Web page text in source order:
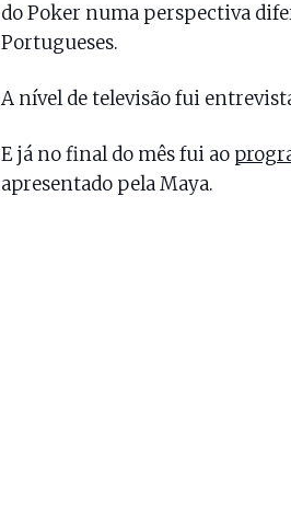
do Poker numa perspectiva
Portugueses.
A nível de televisão fui
E já no final do mês fui ao
apresentado pela Maya.